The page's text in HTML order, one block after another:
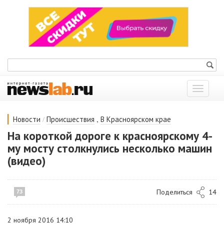
Показать
меню
Новости / Происшествия , В Красноярском крае
На короткой дороге к красноярскому 4-
му мосту столкнулись несколько машин
(видео)
73 Поделиться 14
2 ноября 2016 14:10